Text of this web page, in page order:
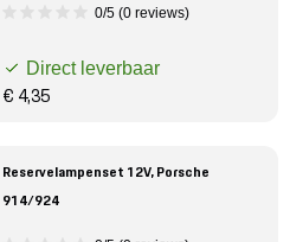
0/5 (0 reviews)
Direct leverbaar
€ 4,35
Reservelampenset 12V, Porsche
914/924